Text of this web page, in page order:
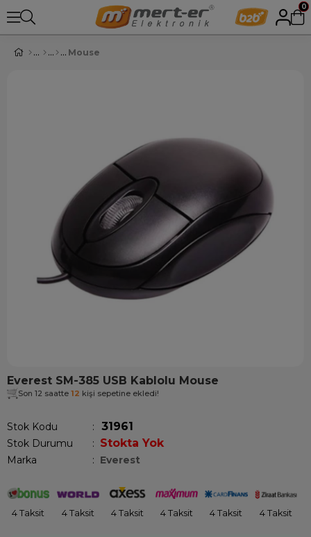
0
Mouse
Everest SM-385 USB Kablolu Mouse
Son 12 saatte 12 kişi sepetine ekledi!
Stok Kodu 31961
Stok Durumu : Stokta Yok
Marka : Everest
4 Taksit 4 Taksit 4 Taksit 4 Taksit 4 Taksit 4 Taksit